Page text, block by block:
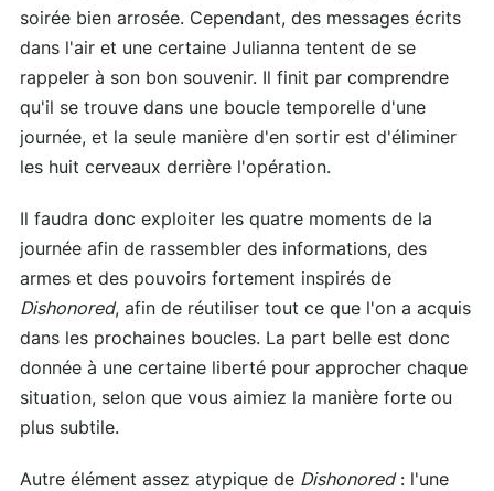
soirée bien arrosée. Cependant, des messages écrits
dans l'air et une certaine Julianna tentent de se
rappeler à son bon souvenir. Il finit par comprendre
qu'il se trouve dans une boucle temporelle d'une
journée, et la seule manière d'en sortir est d'éliminer
les huit cerveaux derrière l'opération.
Il faudra donc exploiter les quatre moments de la
journée afin de rassembler des informations, des
armes et des pouvoirs fortement inspirés de
Dishonored, afin de réutiliser tout ce que l'on a acquis
dans les prochaines boucles. La part belle est donc
donnée à une certaine liberté pour approcher chaque
situation, selon que vous aimiez la manière forte ou
plus subtile.
Autre élément assez atypique de Dishonored: l'une